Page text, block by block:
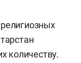
количеству.